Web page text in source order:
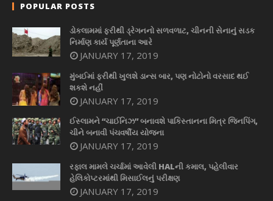
POPULAR POSTS
ડોકલામમાં ફરીથી ડ્રેગનનો સળવળાટ, ચીનની સેનાનું સડક
નિર્માણ કાર્ય પૂર્ણતાના આરે
JANUARY 17, 2019
મુંબઈમાં ફરીથી ખુલશે ડાન્સ બાર, પણ નોટોનો વરસાદ થઈ
શકશે નહીં
JANUARY 17, 2019
ઈસ્લામને “ચાઈનિઝ” બનાવશે પાકિસ્તાનના મિત્ર જિનપિંગ,
ચીને બનાવી પંચવર્ષીય યોજના
JANUARY 17, 2019
રફાલ મામલે ચર્ચામાં આવેલી HALની કમાલ, પહેલીવાર
હેલિકોપ્ટરમાંથી મિસાઈલનું પરીક્ષણ
JANUARY 17, 2019